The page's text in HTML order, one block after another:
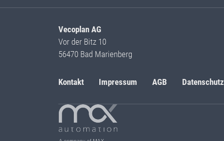
Vecoplan AG
Vor der Bitz 10
56470 Bad Marienberg
Kontakt Impressum AGB Datenschutz